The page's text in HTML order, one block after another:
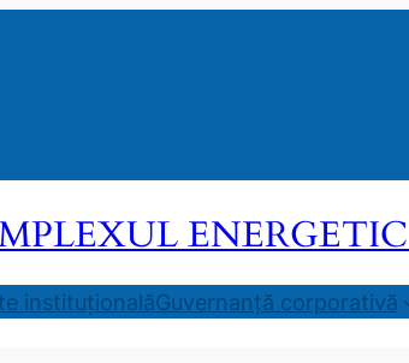
instituționalăGuvernanță corporativă